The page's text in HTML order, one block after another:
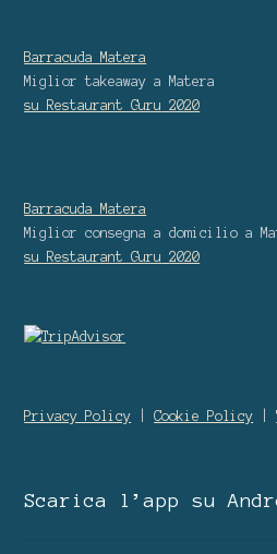
Barracuda Matera
Miglior takeaway a Matera
su Restaurant Guru
2020
Barracuda Matera
Miglior consegna a domicilio a
su Restaurant Guru
2020
Privacy Policy |Cookie Policy |
Scarica l’app su